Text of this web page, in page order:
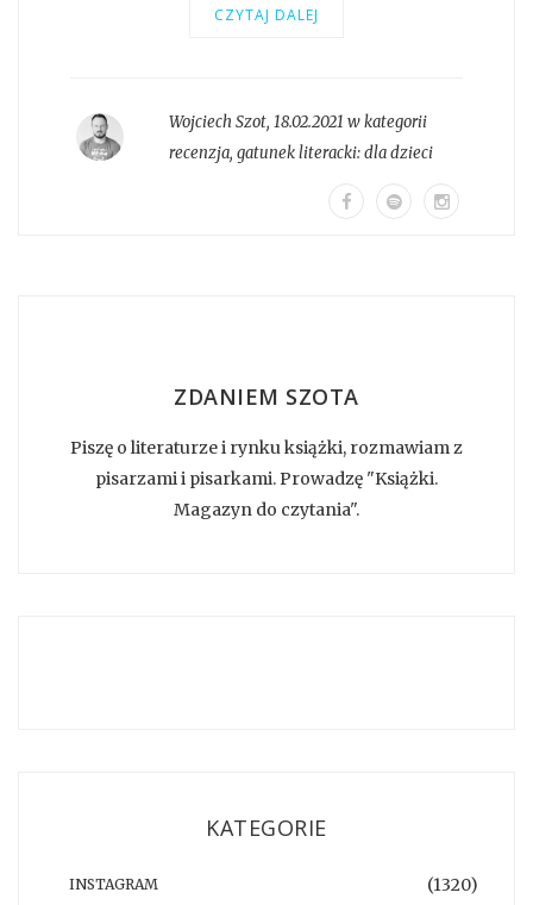
CZYTAJ DALEJ
Wojciech Szot, 18.02.2021 w kategorii
recenzja, gatunek literacki:dla dzieci
ZDANIEM SZOTA
Piszę o literaturze i rynku książki, rozmawiam z
pisarzami i pisarkami. Prowadzę "Książki.
Magazyn do czytania".
KATEGORIE
INSTAGRAM (1320)